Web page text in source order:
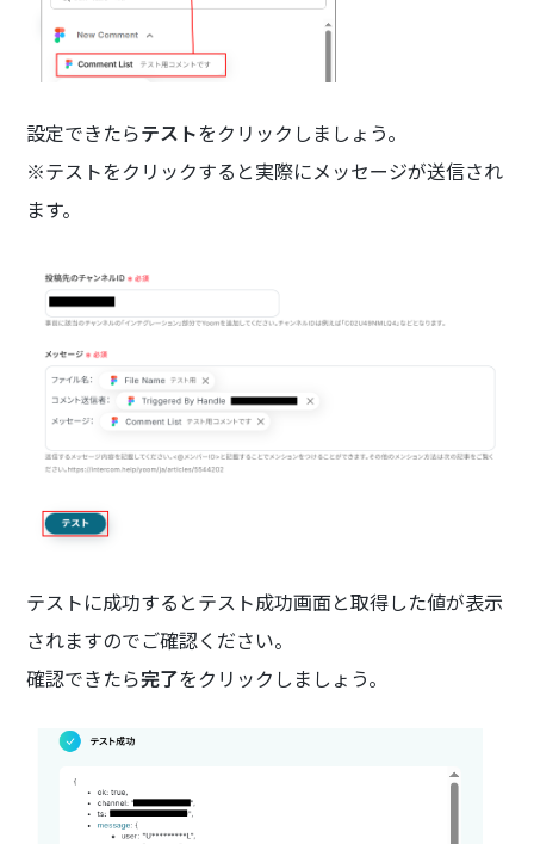
設定できたらテストをクリックしましょう。
※テストをクリックすると実際にメッセージが送信され
ます。
テストに成功するとテスト成功画面と取得した値が表示
されますのでご確認ください。
確認できたら完了をクリックしましょう。